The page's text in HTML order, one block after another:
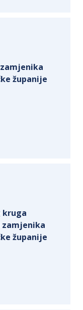
županije
kruga
zamjenika
županije